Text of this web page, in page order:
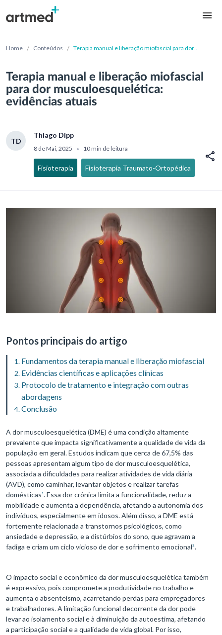
Home / Conteúdos / Terapia manual e liberação miofascial para dor
Terapia manual e liberação miofascial
para dor musculoesquelética:
evidências atuais
TD
Thiago Dipp
8 de Mai, 2025 • 10 min de leitura
Fisioterapia Fisioterapia Traumato-Ortopédica
Pontos principais do artigo
Fundamentos da terapia manual e liberação miofascial
Evidências científicas e aplicações clínicas
Protocolo de tratamento e integração com outras
abordagens
Conclusão
A dor musculoesquelética (DME) é uma condição altamente
prevalente que impacta significativamente a qualidade de vida da
população em geral. Estudos indicam que cerca de 67,5% das
pessoas apresentam algum tipo de dor musculoesquelética,
associada a dificuldades para realizar atividades de vida diária
(AVD), como caminhar, levantar objetos e realizar tarefas
domésticas¹. Essa dor crônica limita a funcionalidade, reduz a
mobilidade e aumenta a dependência, afetando a autonomia dos
indivíduos, especialmente em idosos. Além disso, a DME está
fortemente relacionada a transtornos psicológicos, como
ansiedade e depressão, e a distúrbios do sono, que agravam a
fadiga e criam um ciclo vicioso de dor e sofrimento emocional².
O impacto social e econômico da dor musculoesquelética também
é expressivo, pois compromete a produtividade no trabalho e
aumenta o absenteísmo, acarretando perdas para empregadores
e trabalhadores. A limitação funcional decorrente da dor pode
levar ao isolamento social e à diminuição da autoestima, afetando
a participação social e a qualidade de vida global. Por isso,